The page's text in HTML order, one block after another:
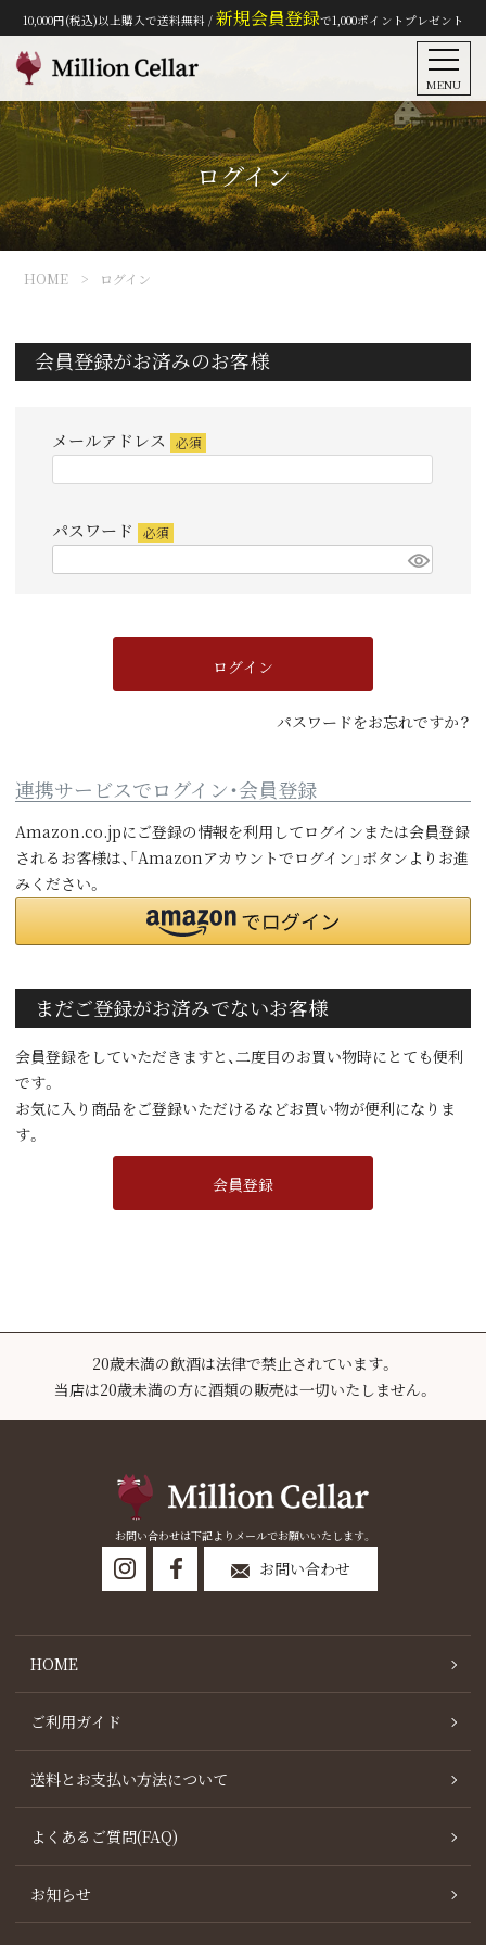
10,000円(税込)以上購入で送料無料 / 新規会員登録で1,000ポイントプレゼント
MENU
ログイン
HOME ログイン
会員登録がお済みのお客様
メールアドレス
パスワード
ログイン
パスワードをお忘れですか？
連携サービスでログイン・会員登録
Amazon.co.jpにご登録の情報を利用してログインまたは会員登録
されるお客様は、「Amazonアカウントでログイン」ボタンよりお進
みください。
まだご登録がお済みでないお客様
会員登録をしていただきますと、二度目のお買い物時にとても便利
です。
お気に入り商品をご登録いただけるなどお買い物が便利になりま
す。
会員登録
20歳未満の飲酒は法律で禁止されています。
当店は20歳未満の方に酒類の販売は一切いたしません。
お問い合わせは下記よりメールでお願いいたします。
お問い合わせ
HOME
ご利用ガイド
送料とお支払い方法について
よくあるご質問(FAQ)
お知らせ